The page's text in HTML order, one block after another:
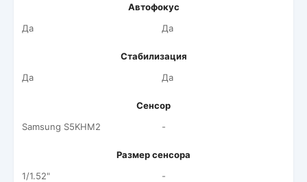
Автофокус
Да
Да
Стабилизация
Да
Да
Сенсор
Samsung S5KHM2
-
Размер сенсора
1/1.52"
-